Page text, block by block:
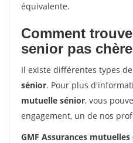
équivalente.
Comment
senior pas
Il existe différentes types de
sénior. Pour plus
mutuelle sénior, vous
engagement, un de nos
GMF Assurances mutuelles